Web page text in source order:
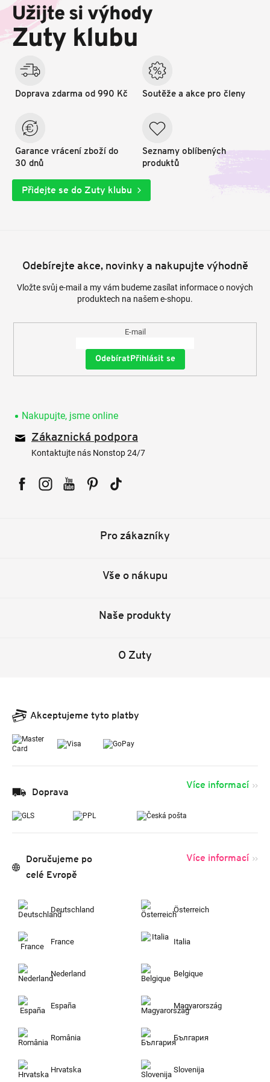
a
í
Užijte si výhody
Zuty klubu
Doprava zdarma od 990 Kč
Garance vrácení zboží do
30 dnů
Soutěže a akce pro členy
Seznamy oblíbených
produktů
Přidejte se do Zuty klubu
Odebírejte akce, novinky a nakupujte výhodně
Vložte svůj e-mail a my vám budeme zasílat informace o nových
produktech na našem e-shopu.
E-mail
Přihlásit se
Nakupujte, jsme online
Zákaznická podpora
Kontaktujte nás Nonstop 24/7
Pro zákazníky
Vše o nákupu
Naše produkty
O Zuty
Akceptujeme tyto platby
Doprava
Více informací
Doručujeme po
celé Evropě
Více informací
Deutschland Österreich
France Italia
Nederland Belgique
España Magyarország
România България
Hrvatska Slovenija